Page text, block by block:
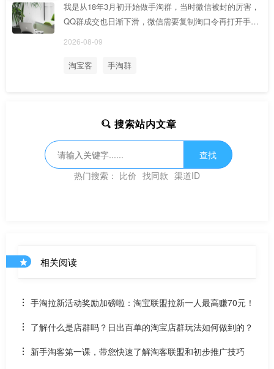
我是从18年3月初开始做手淘群，当时微信被封的厉害，
QQ群成交也日渐下滑，微信需要复制淘口令再打开手
高，产出又变低的背景下，就来尝试一下手淘群这块
2026-08-09
淘宝客 手淘群
搜索站内文章
查找
热门搜索： 比价 找同款 渠道ID
相关阅读
手淘拉新活动奖励加磅啦：淘宝联盟拉新一人最高赚70元！
了解什么是店群吗？日出百单的淘宝店群玩法如何做到的？
新手淘客第一课，带您快速了解淘客联盟和初步推广技巧